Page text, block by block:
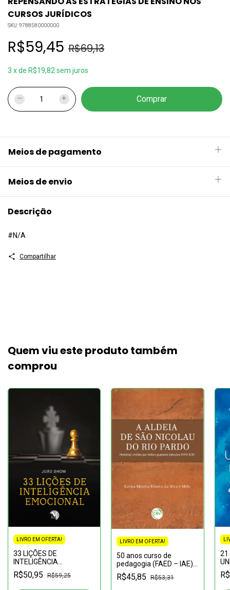
CURSOS JURÍDICOS
SKU:9788580000000
R$59,45 R$69,13
3 xde R$19,82 sem juros
Meios de pagamento
Meios de envio
Descrição
#N/A
Compartilhar
Quem viu este produto também
comprou
LIVRO EM OFERTA!
33 LIÇÕES DE
INTELIGÊNCIA
EMOCIONAL
R$50,95 R$59,25
LIVRO EM OFERTA!
50 anos curso de
pedagogia (FAED – IAE)
UNASP:Formando
professores e gestores,
R$45,85 R$53,31
21